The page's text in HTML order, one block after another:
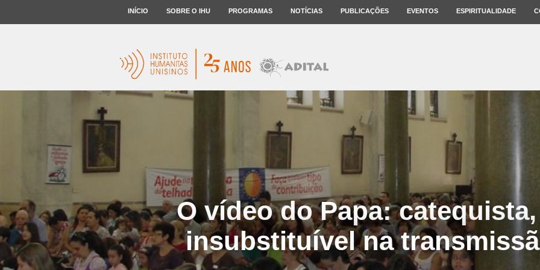
INÍCIO SOBRE O IHU PROGRAMAS NOTÍCIAS PUBLICAÇÕES EVENTOS ESPIRITUALIDADE
O vídeo do Papa:
insubstituível na